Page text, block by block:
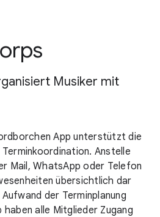
Musiker mit
App unterstützt die
Anstelle
Mail, WhatsApp oder Telefon
übersichtlich dar
der Terminplanung
alle Mitglieder Zugang